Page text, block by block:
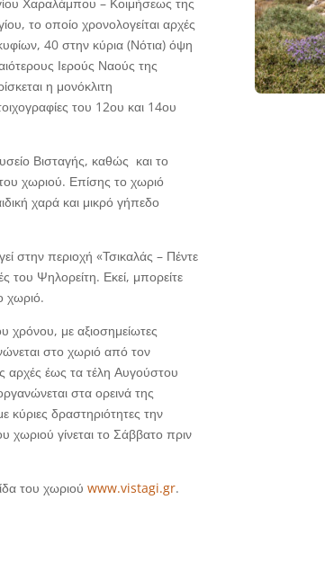
το οποίο χρονολογείται αρχές
40 στην κύρια (Νότια) όψη
Ιερούς Ναούς της
η μονόκλιτη
του 12ου και 14ου
Βισταγής, καθώς και το
χωριού. Επίσης το χωριό
χαρά και μικρό γήπεδο
στην περιοχή «Τσικαλάς – Πέντε
του Ψηλορείτη. Εκεί, μπορείτε
χωριό.
χρόνου, με αξιοσημείωτες
στο χωριό από τον
αρχές έως τα τέλη Αυγούστου
στα ορεινά της
κύριες δραστηριότητες την
χωριού γίνεται το Σάββατο πριν
του χωριούwww.vistagi.gr.